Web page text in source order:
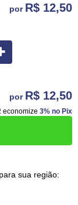
por R$ 12,50
por R$ 12,50
economize 3% no Pix
sua região: